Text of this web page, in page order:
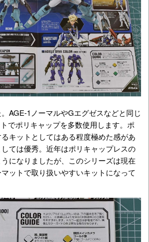
AGE-1ノーマルやGエグゼスなどと同じ
でポリキャップを多数使用します。ポ
キットとしてはある程度極めた感があ
ては優秀。近年はポリキャップレスの
になりましたが、このシリーズは現在
ットで取り扱いやすいキットになって